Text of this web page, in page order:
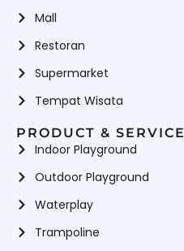
Mall
Restoran
Supermarket
Tempat Wisata
PRODUCT & SERVICE
Indoor Playground
Outdoor Playground
Waterplay
Trampoline